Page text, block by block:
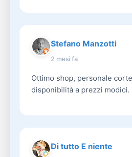
Stefano Manzotti
2 mesi fa
Ottimo shop, personale
disponibilità a prezzi modici.
Di tutto E niente